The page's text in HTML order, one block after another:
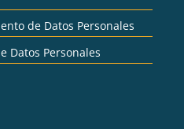
de Datos Personales
Datos Personales